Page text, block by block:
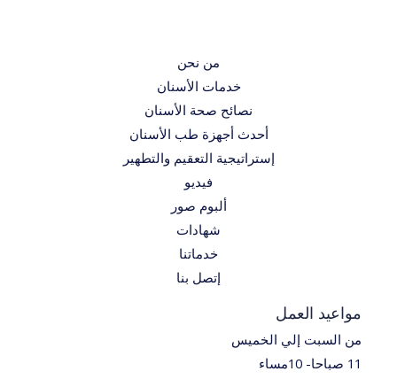
من نحن
خدمات الأسنان
نصائح صحة الأسنان
أحدث أجهزة طب الأسنان
إستراتيجية التعقيم والتطهير
فيديو
ألبوم صور
شهادات
خدماتنا
إتصل بنا
مواعيد العمل
من السبت إلي الخميس
11 صباحا- 10مساء